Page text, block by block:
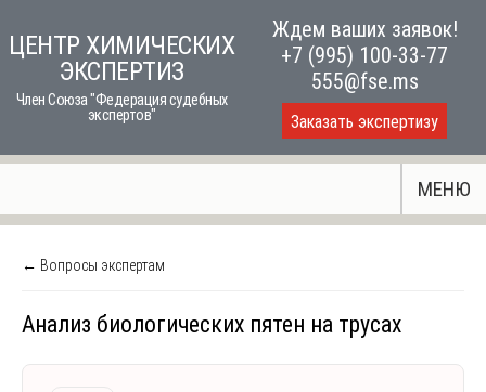
toЦЕНТР ХИМИЧЕСКИХ
ЭКСПЕРТИЗ
Член Союза "Федерация судебных
экспертов"
Ждем ваших заявок!
+7 (995) 100-33-77
555@fse.ms
Заказать экспертизу
МЕНЮ
← Вопросы экспертам
Анализ биологических пятен на трусах